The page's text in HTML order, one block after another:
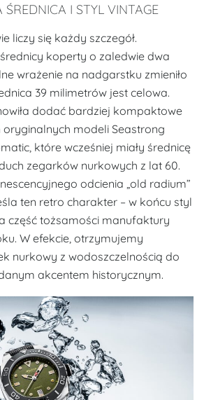
ŚREDNICA I STYL VINTAGE
liczy się każdy szczegół.
koperty o zaledwie dwa
wrażenie na nadgarstku zmieniło
39 milimetrów jest celowa.
dodać bardziej kompaktowe
modeli Seastrong
które wcześniej miały średnicę
zegarków nurkowych z lat 60.
odcienia „old radium”
ten retro charakter – w końcu styl
część tożsamości manufaktury
W efekcie, otrzymujemy
nurkowy z wodoszczelnością do
akcentem historycznym.